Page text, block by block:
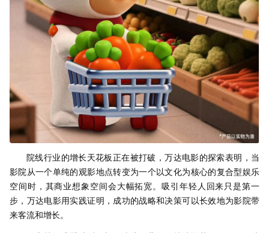
院线行业的增长天花板正在被打破，万达电影的探索表明，当
影院从一个单纯的观影地点转变为一个以文化为核心的复合型娱乐
空间时，其商业想象空间会大幅拓宽。吸引年轻人回来只是第一
步，万达电影用实践证明，成功的战略和决策可以长效地为影院带
来客流和增长。